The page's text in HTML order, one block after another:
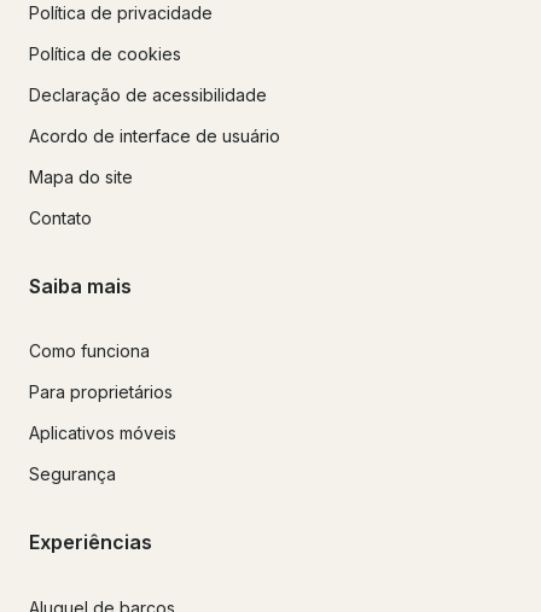
Política de privacidade
Política de cookies
Declaração de acessibilidade
Acordo de interface de usuário
Mapa do site
Contato
Saiba mais
Como funciona
Para proprietários
Aplicativos móveis
Segurança
Experiências
Aluguel de barcos